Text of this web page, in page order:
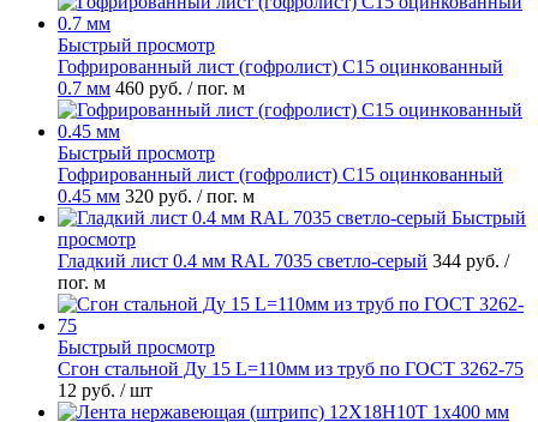
Быстрый просмотр
Гофрированный лист (гофролист) С15 оцинкованный
0.7 мм 460 руб. / пог. м
Быстрый просмотр
Гофрированный лист (гофролист) С15 оцинкованный
0.45 мм 320 руб. / пог. м
Быстрый
просмотр
Гладкий лист 0.4 мм RAL 7035 светло-серый 344 руб. /
пог. м
Быстрый просмотр
Сгон стальной Ду 15 L=110мм из труб по ГОСТ 3262-75
12 руб. / шт